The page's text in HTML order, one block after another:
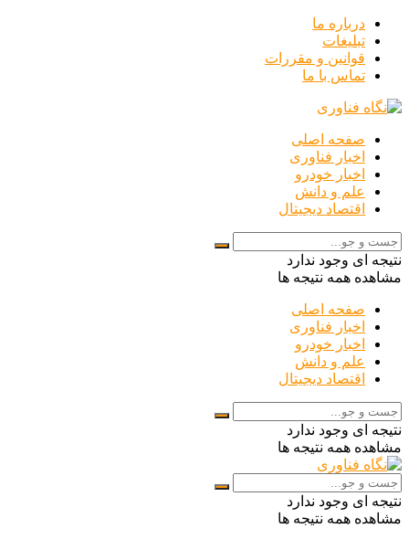
درباره ما
تبلیغات
قوانین و مقررات
تماس با ما
صفحه اصلی
اخبار فناوری
اخبار خودرو
علم و دانش
اقتصاد دیجیتال
نتیجه ای وجود ندارد
مشاهده همه نتیجه ها
صفحه اصلی
اخبار فناوری
اخبار خودرو
علم و دانش
اقتصاد دیجیتال
نتیجه ای وجود ندارد
مشاهده همه نتیجه ها
نتیجه ای وجود ندارد
مشاهده همه نتیجه ها